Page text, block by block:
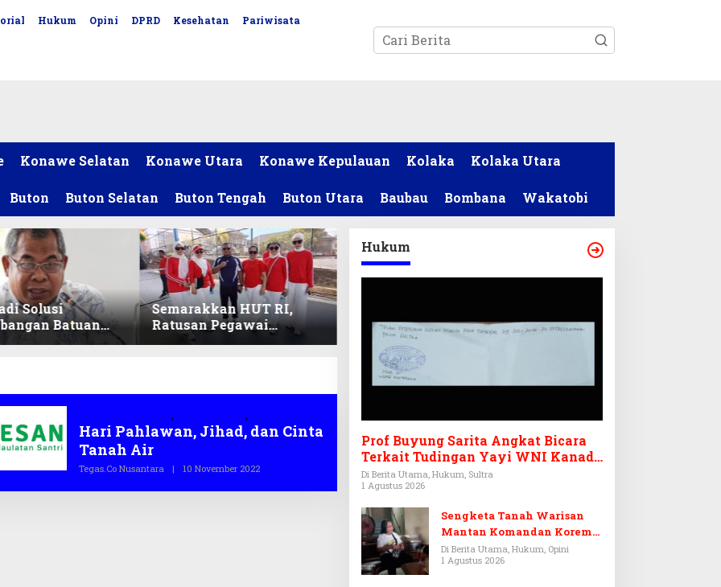
Hukum Opini DPRD Kesehatan Pariwisata
Konawe Selatan Konawe Utara Konawe Kepulauan Kolaka Kolaka Utara
Buton Buton Selatan Buton Tengah Buton Utara Baubau Bombana Wakatobi
Solusi
Batuan
ex-Golongan
Semarakkan HUT RI,
Ratusan Pegawai
Sekretariat DPRD Sultra
, ,
Hari Pahlawan, Jihad, dan Cinta
Tanah Air
Tegas.co Nusantara | 10 November 2022O
E
Hukum
Prof Buyung Sarita Angkat Bicara
Terkait Tudingan Yayi WNI Kanada
Ditagih Utang Rp3,6 Miliar
Di Berita Utama, Hukum, Sultra
1 Agustus 2026
Sengketa Tanah Warisan
Mantan Komandan Korem
143/HO, Ketika Warisan
Menjadi Arena Pemerasan
Di Berita Utama, Hukum, Opini
1 Agustus 2026